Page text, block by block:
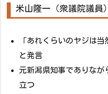
米山隆一（衆議院議員）
「あれくらいのヤジは
と発言
元新潟県知事でありなが
立つ